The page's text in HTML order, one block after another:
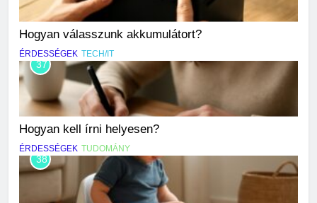
Hogyan válasszunk akkumulátort?
ÉRDESSÉGEK TECH/IT
37
Hogyan kell írni helyesen?
ÉRDESSÉGEK TUDOMÁNY
38